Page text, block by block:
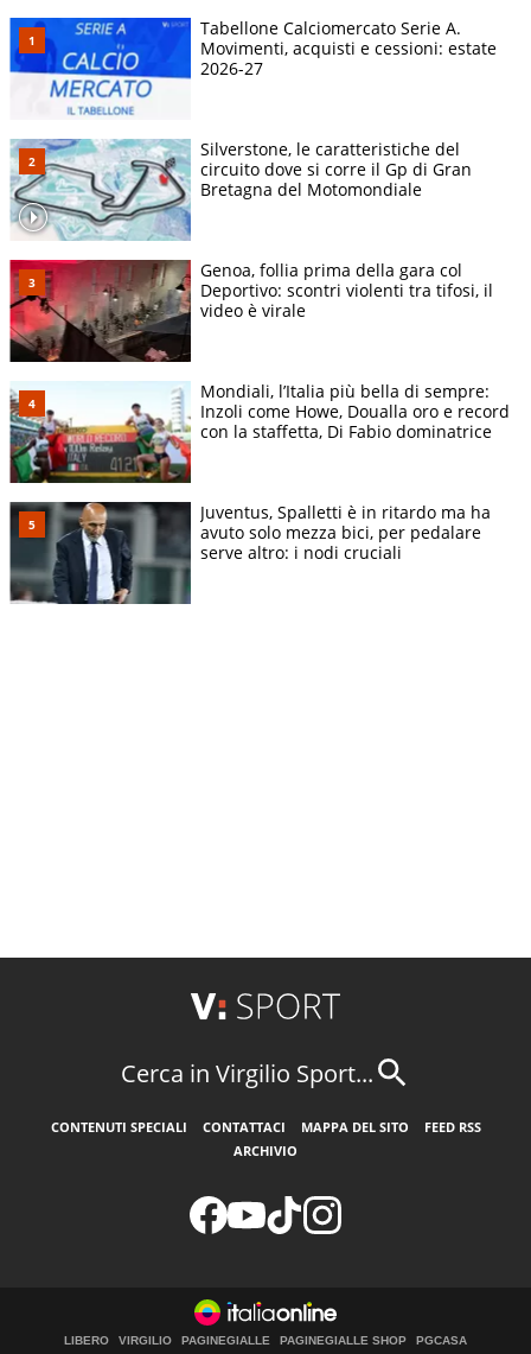
Tabellone Calciomercato Serie A.
Movimenti, acquisti e cessioni: estate
2026-27
Silverstone, le caratteristiche del
circuito dove si corre il Gp di Gran
Bretagna del Motomondiale
Genoa, follia prima della gara col
Deportivo: scontri violenti tra tifosi, il
video è virale
Mondiali, l’Italia più bella di sempre:
Inzoli come Howe, Doualla oro e record
con la staffetta, Di Fabio dominatrice
Juventus, Spalletti è in ritardo ma ha
avuto solo mezza bici, per pedalare
serve altro: i nodi cruciali
Cerca in Virgilio Sport...
CONTENUTI SPECIALI CONTATTACI MAPPA DEL SITO
FEED RSS
ARCHIVIO
LIBERO VIRGILIO PAGINEGIALLE PAGINEGIALLE SHOP PGCASA